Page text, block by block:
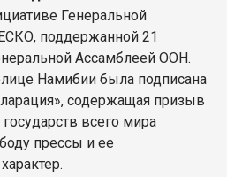
Генеральной
поддержанной 21
Ассамблеей ООН.
Намибии была подписана
содержащая призыв
всего мира
прессы и ее